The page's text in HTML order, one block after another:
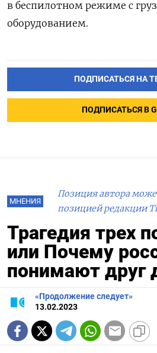
в беспилотном режиме с
оборудованием.
ПОДПИСАТЬСЯ НА
ПОДПИСАТЬСЯ В
МНЕНИЯ
Позиция автора
позицией редакции
Трагедия трех
или Почему
понимают друг
«Продолжение следует»
13.02.2023